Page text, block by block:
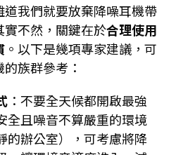
我們就要放棄降噪耳機帶
不然，關鍵在於合理使用
。以下是幾項專家建議，可
族群參考：
：不要全天候都開啟最強
全且噪音不算嚴重的環境
的辦公室），可考慮將降